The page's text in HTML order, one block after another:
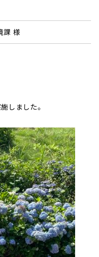
課 様
しました。